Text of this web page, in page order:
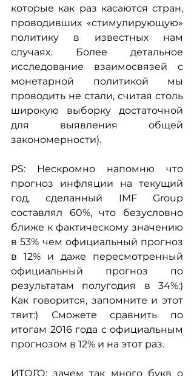
которые как раз касаются стран,
проводивших «стимулирующую»
политику в известных нам
случаях. Более детальное
исследование взаимосвязей с
монетарной политикой мы
проводить не стали, считая столь
широкую выборку достаточной
для выявления общей
закономерности).
PS: Нескромно напомню что
прогноз инфляции на текущий
год, сделанный IMF Group
составлял 60%, что безусловно
ближе к фактическому значению
в 53% чем официальный прогноз
в 12% и даже пересмотренный
официальный прогноз по
результатам полугодия в 34%:)
Как говорится, запомните и этот
твит:) Сможете сравнить по
итогам 2016 года с официальным
прогнозом в 12% и на этот раз.
ИТОГО: зачем так много букв о